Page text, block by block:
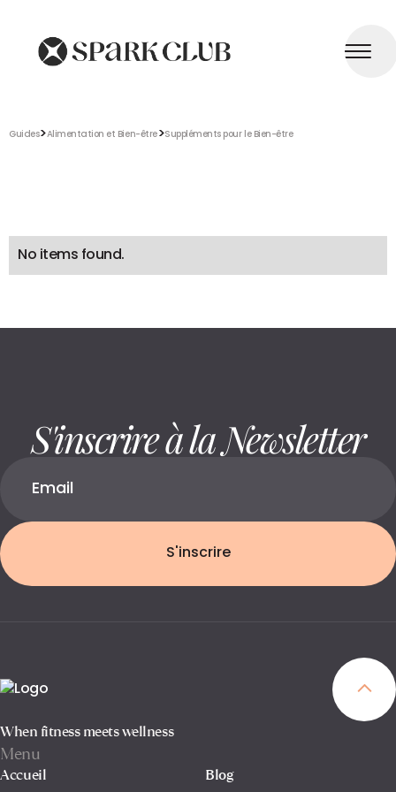
Guides>Alimentation et Bien-être>Suppléments pour le Bien-être
No items found.
S'inscrire à la Newsletter
S'inscrire
When fitness meets wellness
Menu
Accueil Blog